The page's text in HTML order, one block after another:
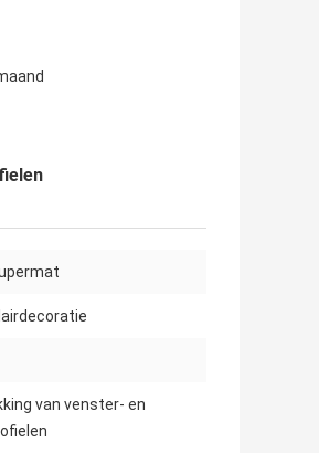
van venster- en